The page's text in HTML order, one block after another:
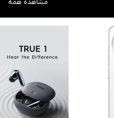
مشاهده همه